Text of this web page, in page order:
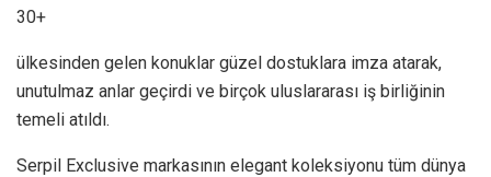
30+
ülkesinden gelen konuklar güzel dostuklara imza atarak,
unutulmaz anlar geçirdi ve birçok uluslararası iş birliğinin
temeli atıldı.
Serpil Exclusive markasının elegant koleksiyonu tüm dünya